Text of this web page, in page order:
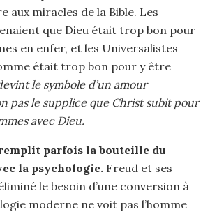
aux miracles de la Bible. Les
que Dieu était trop bon pour
en enfer, et les Universalistes
était trop bon pour y être
le symbole d’un amour
pas le supplice que Christ subit pour
avec Dieu.
parfois la bouteille du
la psychologie. Freud et ses
le besoin d’une conversion à
moderne ne voit pas l’homme